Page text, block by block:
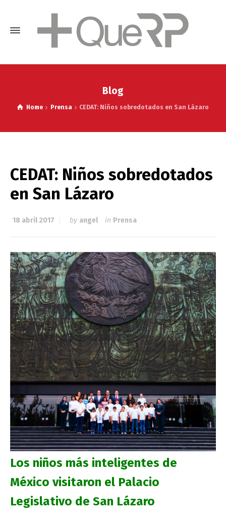
Blog
Home Prensa CEDAT: Niños sobredotados en San Lázaro
CEDAT: Niños sobredotados
en San Lázaro
18 abril 2017 by angel in Prensa
Los niños más inteligentes de
México visitaron el Palacio
Legislativo de San Lázaro